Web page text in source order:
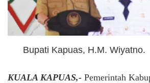
Bupati Kapuas, H.M. Wiyatno.
KUALA KAPUAS,- Pemerintah